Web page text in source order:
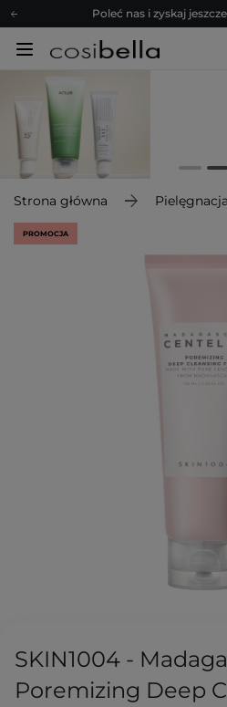
Poleć nas i zyskaj
Zapisz się na
Z nami to możliwe!
Zapisz się na
Strona główna Pielęgnacja
PROMOCJA
SKIN1004 -
Poremizing Deep